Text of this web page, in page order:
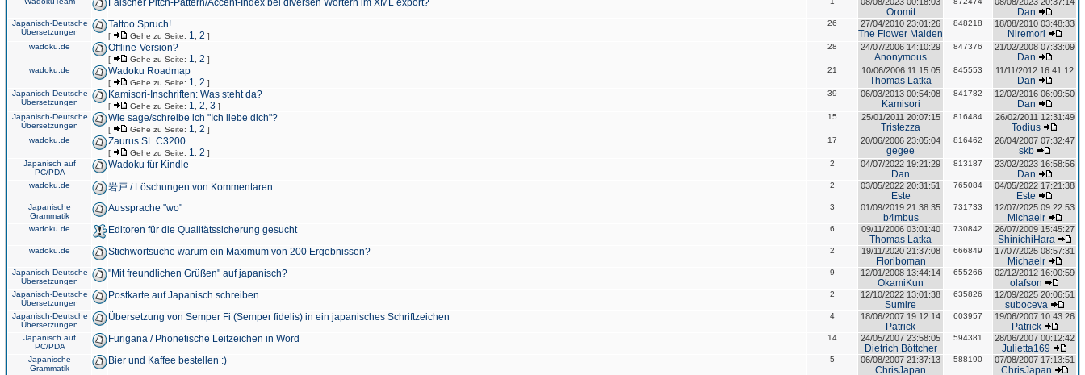
Falscher Pitch-Pattern/Accent-Index bei diversen Wörtern im XML export?
Oromit Dan
Japanisch-Deutsche
Übersetzungen
Tattoo Spruch!
[ Gehe zu Seite: 1 2 ]
26 27/04/2010 23:01:26
The Flower Maiden
848218 18/08/2010 03:48:33
Niremori
wadoku.de Offline-Version?
[ Gehe zu Seite: 1 2 ]
28 24/07/2006 14:10:29
Anonymous
847376 21/02/2008 07:33:09
Dan
wadoku.de Wadoku Roadmap
[ Gehe zu Seite: 1 2 ]
21 10/06/2006 11:15:05
Thomas Latka
845553 11/11/2012 16:41:12
Dan
Japanisch-Deutsche
Übersetzungen
Kamisori-Inschriften: Was steht da?
[ Gehe zu Seite: 1 2 3 ]
39 06/03/2013 00:54:08
Kamisori
841782 12/02/2016 06:09:50
Dan
Japanisch-Deutsche
Übersetzungen
Wie sage/schreibe ich "Ich liebe dich"?
[ Gehe zu Seite: 1 2 ]
15 25/01/2011 20:07:15
Tristezza
816484 26/02/2011 12:31:49
Todius
wadoku.de Zaurus SL C3200
[ Gehe zu Seite: 1 2 ]
17 20/06/2006 23:05:04
gegee
816462 26/04/2007 07:32:47
skb
Japanisch auf
PC/PDA
Wadoku für Kindle 2 04/07/2022 19:21:29
Dan
813187 23/02/2023 16:58:56
Dan
wadoku.de 岩戸 / Löschungen von Kommentaren 2 03/05/2022 20:31:51
Este
765084 04/05/2022 17:21:38
Este
Japanische
Grammatik
Aussprache "wo" 3 01/09/2019 21:38:35
b4mbus
731733 12/07/2025 09:22:53
Michaelr
wadoku.de Editoren für die Qualitätssicherung gesucht 6 09/11/2006 03:01:40
Thomas Latka
730842 26/07/2009 15:45:27
ShinichiHara
wadoku.de Stichwortsuche warum ein Maximum von 200 Ergebnissen? 2 19/11/2020 21:37:08
Floriboman
666849 17/07/2025 08:57:31
Michaelr
Japanisch-Deutsche
Übersetzungen
"Mit freundlichen Grüßen" auf japanisch? 9 12/01/2008 13:44:14
OkamiKun
655266 02/12/2012 16:00:59
olafson
Japanisch-Deutsche
Übersetzungen
Postkarte auf Japanisch schreiben 2 12/10/2022 13:01:38
Sumire
635826 12/09/2025 20:06:51
suboceva
Japanisch-Deutsche
Übersetzungen
Übersetzung von Semper Fi (Semper fidelis) in ein japanisches Schriftzeichen 4 18/06/2007 19:12:14
Patrick
603957 19/06/2007 10:43:26
Patrick
Japanisch auf
PC/PDA
Furigana / Phonetische Leitzeichen in Word 14 24/05/2007 23:58:05
Dietrich Böttcher
594381 28/06/2007 00:12:42
Julietta169
Japanische
Grammatik
Bier und Kaffee bestellen :) 5 06/08/2007 21:37:13
ChrisJapan
588190 07/08/2007 17:13:51
ChrisJapan